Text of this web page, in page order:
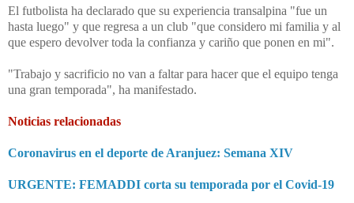
El futbolista ha declarado que su experiencia transalpina "fue un
hasta luego" y que regresa a un club "que considero mi familia y al
que espero devolver toda la confianza y cariño que ponen en mi".
"Trabajo y sacrificio no van a faltar para hacer que el equipo tenga
una gran temporada", ha manifestado.
Noticias relacionadas
Coronavirus en el deporte de Aranjuez: Semana XIV
URGENTE: FEMADDI corta su temporada por el Covid-19